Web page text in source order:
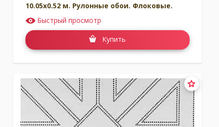
10.05x0.52 м. Рулонные обои. Флоковые.
Быстрый просмотр
Купить